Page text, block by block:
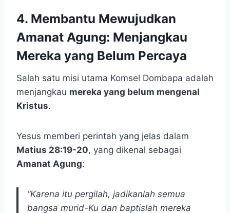
4. Membantu Mewujudkan
Amanat Agung: Menjangkau
Mereka yang Belum Percaya
Salah satu misi utama Komsel Dombapa adalah
menjangkau mereka yang belum mengenal
Kristus.
Yesus memberi perintah yang jelas dalam
Matius 28:19-20, yang dikenal sebagai
Amanat Agung:
“Karena itu pergilah, jadikanlah semua
bangsa murid-Ku dan baptislah mereka